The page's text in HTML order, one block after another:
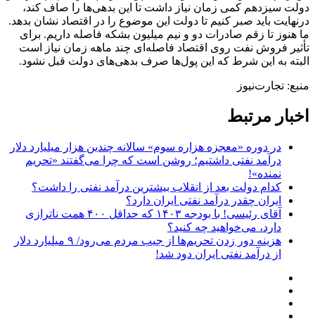
دولت سیزدهم کمی زمان نیاز داشت تا این بدهی‌ها را صاف کند،
درنهایت باید صبر کنیم تا دولت این موضوع را در اقتصاد نشان بدهد.
ما هنوز تا زقم صادرات دو و نیم میلیون بشکه فاصله داریم. برای
تأثیر فروش نفت روی اقتصاد فاصله‌ای چند ماهه زمان نیاز است
البته به این شرط که این پول‌ها صرف بدهی‌های دولت قبل نشود.
منبع: تجارت‌نیوز
اخبار مرتبط
در دوره «معجزه هزاره سوم» سالانه چندین هزار میلیارد دلار
درآمد نفتی داشتیم؛ روشن است که چرا می‌گفتند «تحریم
نمنده»!
کدام دولت بعد از انقلاب بیشترین درآمد نفتی را داشت؟
ایران چقدر درآمد نفتی ایران دارد؟
آقای رئیسی! با بودجه ۱۴۰۳ که حداقل ۴۰۰ همت ناترازی
دارد، می‌خواهید چه کنید؟
هزینه دور زدن تحریم‌ها از جیب مردم می‌رود/ ۹ میلیارد دلار
از درآمد نفتی ایران دود شد!